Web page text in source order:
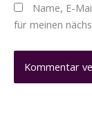
Name, E-
für meinen